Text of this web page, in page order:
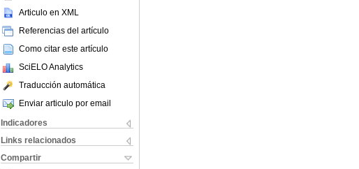
Articulo en XML
Referencias del artículo
Como citar este artículo
SciELO Analytics
Traducción automática
Enviar articulo por email
Indicadores
Links relacionados
Compartir